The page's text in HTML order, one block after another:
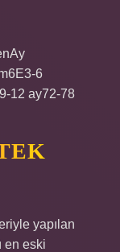
6
12 ay72-78
yapılan
en eski